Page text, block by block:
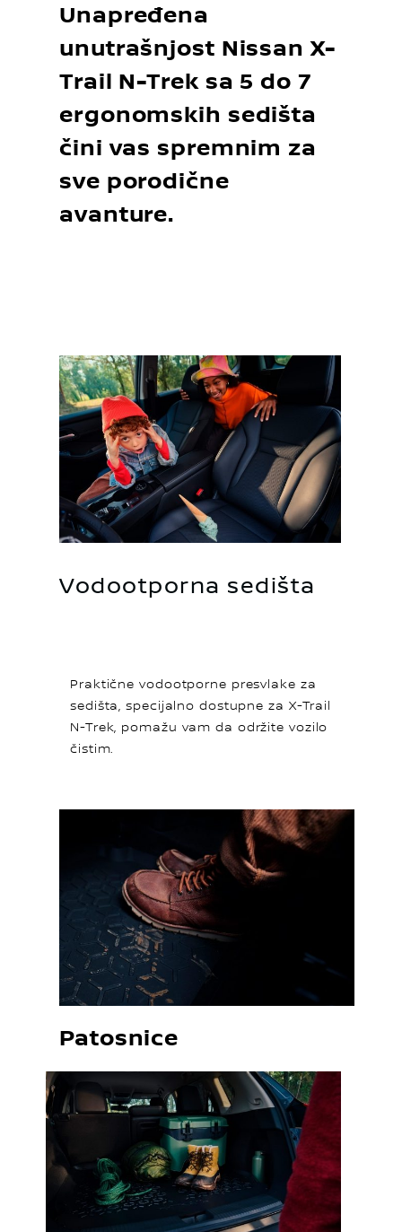
Unapređena
unutrašnjost Nissan X-
Trail N-Trek sa 5 do 7
ergonomskih sedišta
čini vas spremnim za
sve porodične
avanture.
Vodootporna sedišta
Praktične vodootporne presvlake za
sedišta, specijalno dostupne za X-Trail
N-Trek, pomažu vam da održite vozilo
čistim.
Patosnice